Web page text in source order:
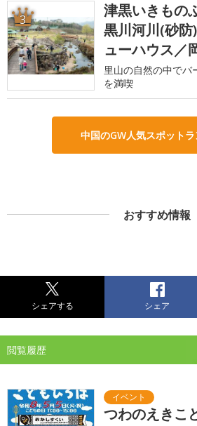
3
津黒いきもの
黒川河川(砂
ューハウス／
里山の自然の中でバ
を満喫
中国のGW人気スポット
おすすめ情報
シェアする シェア
閲覧履歴
つわのえきこ